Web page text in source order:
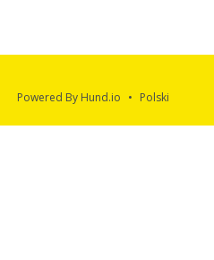
Powered By Hund.io Polski